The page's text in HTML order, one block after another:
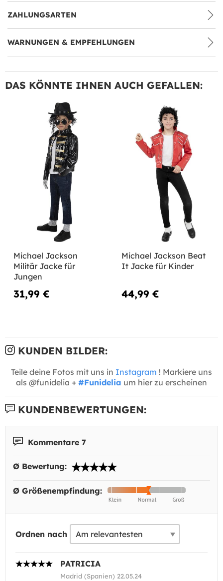
ZAHLUNGSARTEN
WARNUNGEN & EMPFEHLUNGEN
DAS KÖNNTE IHNEN AUCH GEFALLEN:
Michael Jackson
Militär Jacke für
Jungen
31,99 €
Michael Jackson Beat
It Jacke für Kinder
44,99 €
KUNDEN BILDER:
Teile deine Fotos mit uns in Instagram ! Markiere uns
als @funidelia + #Funidelia um hier zu erscheinen
KUNDENBEWERTUNGEN:
Kommentare 7
Ø Bewertung:
Ø Größenempfindung:
Ordnen nach
PATRICIA
Madrid (Spanien) 22.05.24